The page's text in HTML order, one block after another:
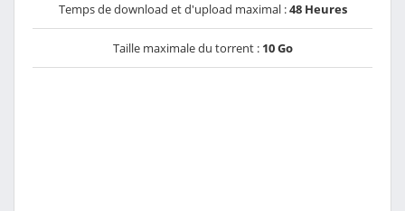
Temps de download et d'upload maximal :48 Heures
Taille maximale du torrent : 10 Go